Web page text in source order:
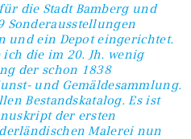
die Stadt Bamberg und
Sonderausstellungen
und ein Depot eingerichtet.
die im 20. Jh. wenig
der schon 1838
und Gemäldesammlung.
Bestandskatalog. Es ist
der ersten
Malerei nun